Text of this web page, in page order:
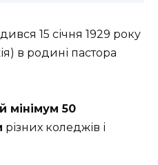
15 січня 1929 року
в родині пастора
мінімум 50
різних коледжів і